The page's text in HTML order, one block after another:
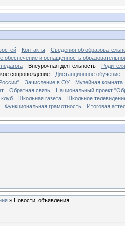
Контакты
Сведения об
обеспечение и оснащенность
Внеурочная деятельность
сопровождение
Дистанционное обучение
Зачисление в ОУ
Музейная комната
Обратная связь
Национальный проект
Школьная газета
Школьное
Функциональная грамотность
Итоговая
» Новости, объявления